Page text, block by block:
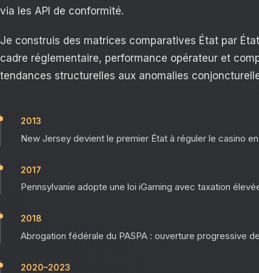
via les API de conformité.
Je construis des matrices comparatives État par
cadre réglementaire, performance opérateur et
tendances structurelles aux anomalies
2013
New Jersey devient le premier État à réguler le casino
2017
Pennsylvanie adopte une loi iGaming avec taxation
2018
Abrogation fédérale du PASPA : ouverture progressive
2020–2023